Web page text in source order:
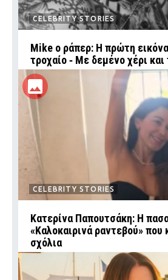
CELEBRITY STORIES
Mike ο ράπερ: Η πρώτη
τροχαίο ‑ Με δεμένο χέρι
CELEBRITY STORIES
Κατερίνα Παπουτσάκη: Η
«Καλοκαιρινά ραντεβού» που
σχόλια